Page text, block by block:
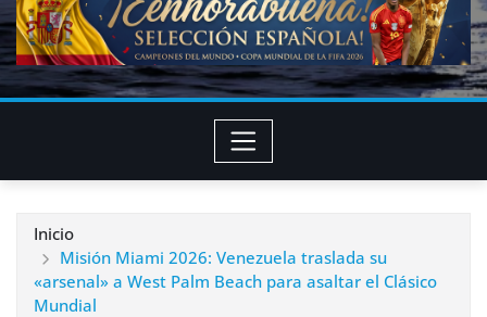
Inicio
Misión Miami 2026: Venezuela traslada su
«arsenal» a West Palm Beach para asaltar el Clásico
Mundial